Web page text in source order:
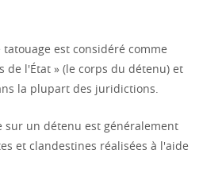
tatouage est considéré comme
de l'État » (le corps du détenu) et
la plupart des juridictions.
sur un détenu est généralement
et clandestines réalisées à l'aide